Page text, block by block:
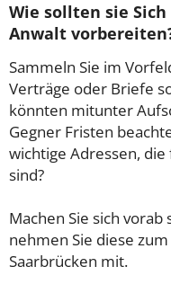
Wie sollten sie
Anwalt
Sammeln Sie im
Verträge oder Briefe
könnten mitunter
Gegner Fristen
wichtige Adressen,
sind?
Machen Sie sich
nehmen Sie diese
Saarbrücken mit.